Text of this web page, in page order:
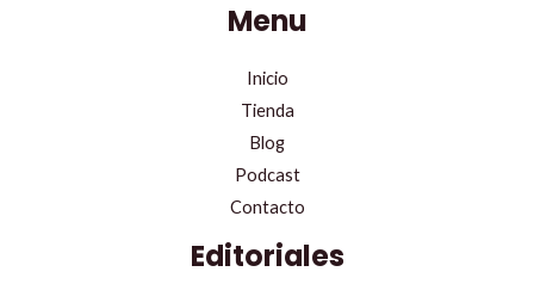
Menu
Inicio
Tienda
Blog
Podcast
Contacto
Editoriales